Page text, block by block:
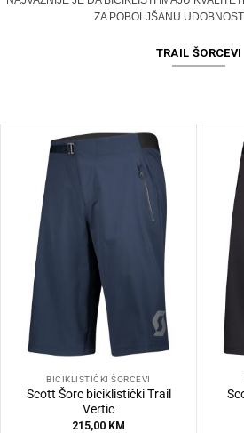
ZA POBOLJŠANU
TRAIL ŠORCEVI
BICIKLISTIČKI ŠORCEVI
Scott Šorc biciklistički Trail
Vertic
215,00 KM